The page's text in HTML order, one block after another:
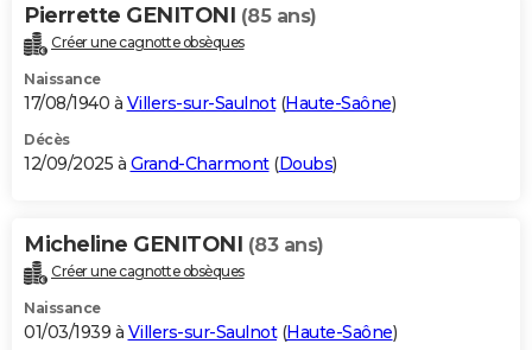
Carte de Noël
Carte Bonne année
Carte Saint-Valentin
Carte Pâques
Carte d'anniversaire
DICTIONNAIRE
Dictionnaire
Biographies
Citations
Expressions
Proverbes
PROGRAMME TV
S'inscrire
Se connecter
Lycées
Collèges
Primaires
Universités
Entreprises
Service militaire
Avis de recherche
AVIS DE DÉCÈS
Bricolage
Lifestyle
Culture
Sport
Auto
Television
Voyage
Cinema
Pierrette GENITONI (85 ans)
Créer une cagnotte obsèques
Naissance
17/08/1940 à Villers-sur-Saulnot(Haute-Saône)
Décès
12/09/2025 à Grand-Charmont(Doubs)
Micheline GENITONI (83 ans)
Créer une cagnotte obsèques
Naissance
01/03/1939 à Villers-sur-Saulnot(Haute-Saône)